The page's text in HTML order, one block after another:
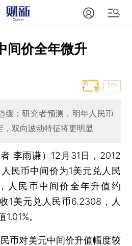
间价全年微升
T中
缓；研究者预测，明年人民币
双向波动特征将更明显
李雨谦） 12月31日，2012
民币中间价为1美元兑人民
人民币中间价全年升值约
1美元兑人民币6.2308，人
。
对美元中间价升值幅度较